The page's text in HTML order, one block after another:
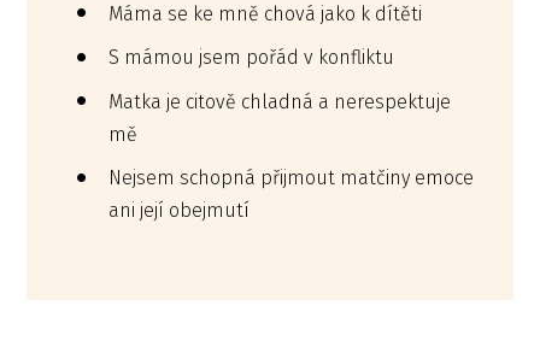
Máma se ke mně chová jako k dítěti
S mámou jsem pořád v konfliktu
Matka je citově chladná a nerespektuje
mě
Nejsem schopná přijmout matčiny emoce
ani její obejmutí